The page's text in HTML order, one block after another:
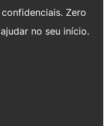
Zero
no seu início.